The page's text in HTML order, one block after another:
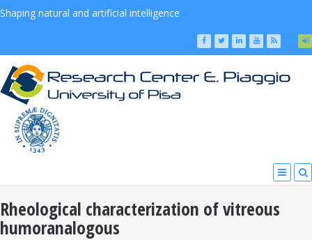
Shaping natural and artificial intelligence
Rheological characterization of vitreous
humoranalogous